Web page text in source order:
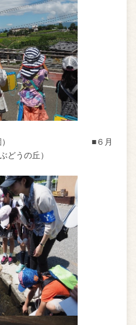
（宮光園） ■６月
どうの丘）